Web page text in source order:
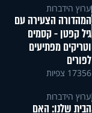
ערוץ הידברות
המהדורה הצעירה עם
גיל קפטן - קסמים
וטריקים מפתיעים
לפורים
17356 צפיות
ערוץ הידברות
הבית שלנו: האם